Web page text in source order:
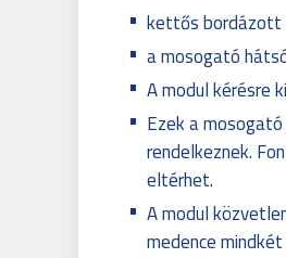
kettős bordázott
a mosogató
A modul kérésre
Ezek a
rendelkeznek.
eltérhet.
A modul
medence